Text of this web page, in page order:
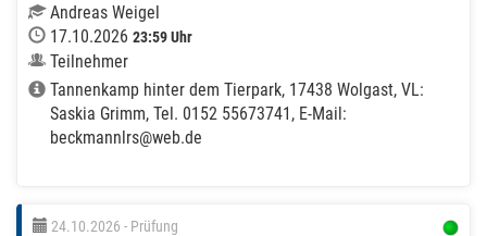
Andreas Weigel
17.10.2026 23:59 Uhr
Teilnehmer
Tannenkamp hinter dem Tierpark, 17438 Wolgast, VL:
Saskia Grimm, Tel. 0152 55673741, E-Mail:
beckmannlrs@web.de
24.10.2026 - Prüfung